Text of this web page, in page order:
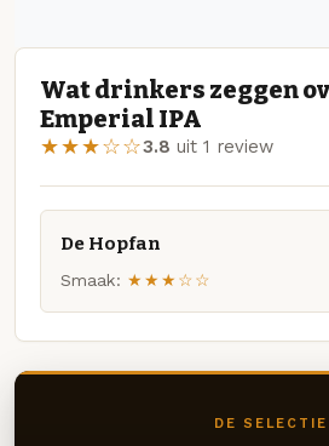
Wat drinkers zeggen
Emperial IPA
★★★☆☆3.8 uit 1 review
De Hopfan
Smaak: ★★★☆☆
DE SELECTIE